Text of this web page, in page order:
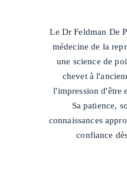
Le Dr Feldman De
médecine de la
une science de
chevet à
l'impression d'être
Sa patience,
connaissances
confiance